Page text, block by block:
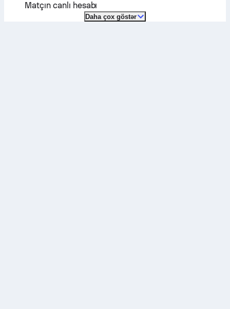
Matçın canlı hesabı
Daha çox göstər